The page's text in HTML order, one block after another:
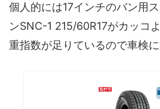
個人的には17インチのバン用
ンSNC-1 215/60R17がカッコ
重指数が足りているので車検に